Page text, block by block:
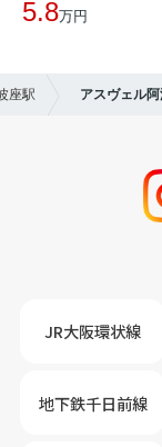
5.8万円
座駅 アスヴェル
JR大阪環状線
地下鉄千日前線